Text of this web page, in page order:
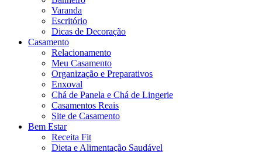
Varanda
Escritório
Dicas de Decoração
Casamento
Relacionamento
Meu Casamento
Organização e Preparativos
Enxoval
Chá de Panela e Chá de Lingerie
Casamentos Reais
Site de Casamento
Bem Estar
Receita Fit
Dieta e Alimentação Saudável